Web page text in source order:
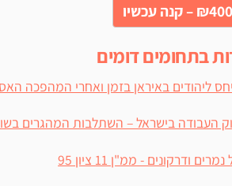
קנה עכשיו
בתחומים דומים
ליהודים באיראן בזמן ואחרי המהפכה
העבודה בישראל – השתלבות המהגרים בשוק
ודרקונים - ממ"ן 11 ציון 95